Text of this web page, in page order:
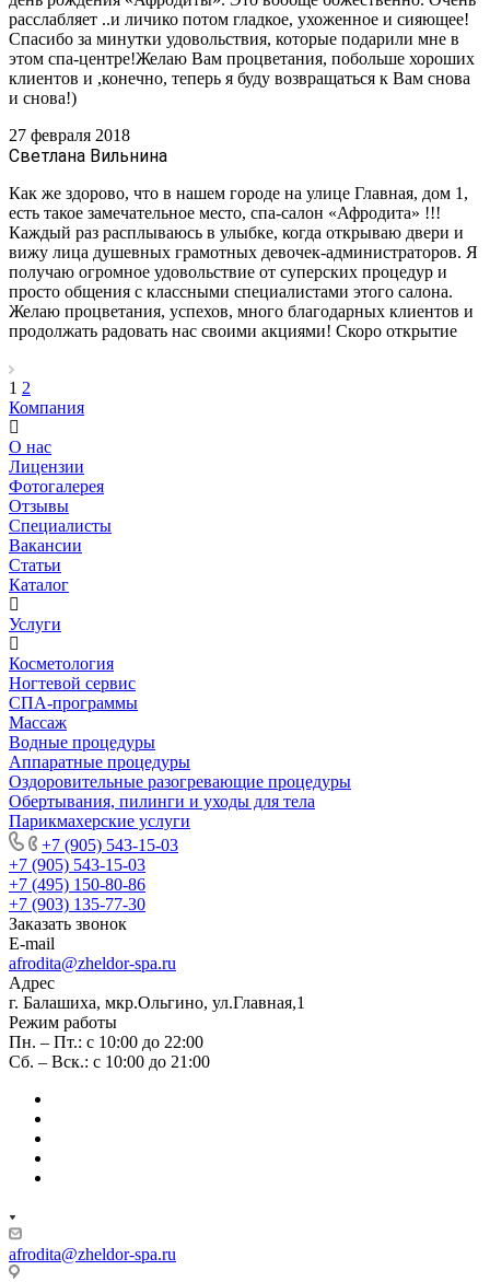
расслабляет ..и личико потом гладкое, ухоженное и сияющее!
Спасибо за минутки удовольствия, которые подарили мне в
этом спа-центре!Желаю Вам процветания, побольше хороших
клиентов и ,конечно, теперь я буду возвращаться к Вам снова
и снова!)
27 февраля 2018
Светлана Вильнина
Как же здорово, что в нашем городе на улице Главная, дом 1,
есть такое замечательное место, спа-салон «Афродита» !!!
Каждый раз расплываюсь в улыбке, когда открываю двери и
вижу лица душевных грамотных девочек-администраторов. Я
получаю огромное удовольствие от суперских процедур и
просто общения с классными специалистами этого салона.
Желаю процветания, успехов, много благодарных клиентов и
продолжать радовать нас своими акциями! Скоро открытие
1 2
Компания
О нас
Лицензии
Фотогалерея
Отзывы
Специалисты
Вакансии
Статьи
Каталог
Услуги
Косметология
Ногтевой сервис
СПА-программы
Массаж
Водные процедуры
Аппаратные процедуры
Оздоровительные разогревающие процедуры
Обертывания, пилинги и уходы для тела
Парикмахерские услуги
+7 (905) 543-15-03
+7 (905) 543-15-03
+7 (495) 150-80-86
+7 (903) 135-77-30
Заказать звонок
E-mail
afrodita@zheldor-spa.ru
Адрес
г. Балашиха, мкр.Ольгино, ул.Главная,1
Режим работы
Пн. – Пт.: с 10:00 до 22:00
Сб. – Вск.: с 10:00 до 21:00
afrodita@zheldor-spa.ru